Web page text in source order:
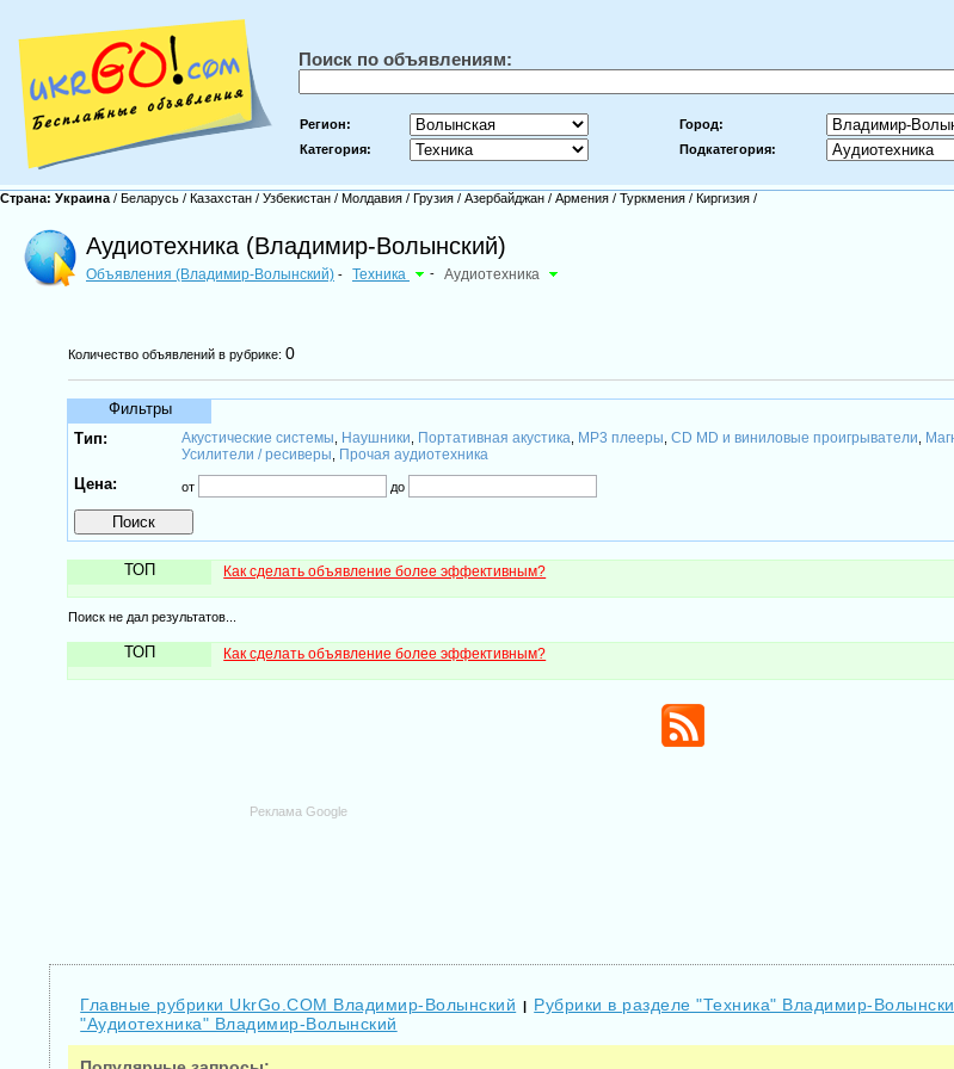
Поиск по объявлениям:
Регион: Город:
Категория:
Подкатегория:
Страна: Украина / Беларусь / Казахстан / Узбекистан / Молдавия / Грузия / Азербайджан / Армения / Туркмения / Киргизия /
Аудиотехника (Владимир-Волынский)
Объявления (Владимир-Волынский) - Техника - Аудиотехника
Количество объявлений в рубрике:0
Фильтры
Тип:
Акустические системы Наушники Портативная акустика MP3 плееры ,CD MD и виниловые проигрыватели
Усилители / ресиверы Прочая аудиотехника
Цена: от до
ТОП Как сделать объявление более эффективным?
Поиск не дал результатов...
ТОП Как сделать объявление более эффективным?
Реклама Google
Главные рубрики UkrGo.COM Владимир-Волынский | Рубрики в разделе "Техника" Владимир-
"Аудиотехника" Владимир-Волынский